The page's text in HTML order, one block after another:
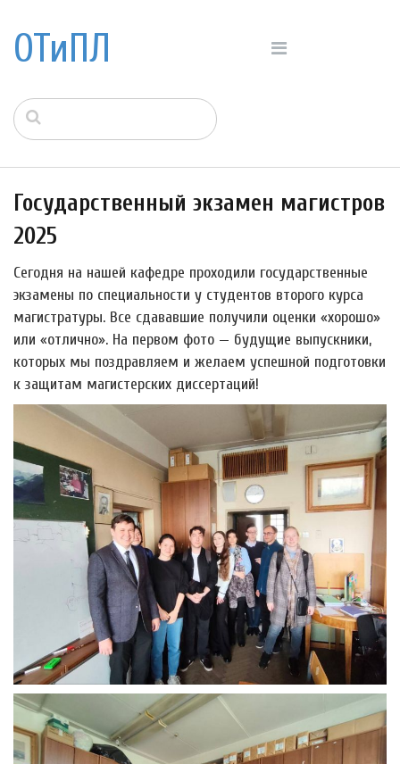
ОТиПЛ
Государственный экзамен магистров
2025
Сегодня на нашей кафедре проходили государственные
экзамены по специальности у студентов второго курса
магистратуры. Все сдававшие получили оценки «хорошо»
или «отлично». На первом фото — будущие выпускники,
которых мы поздравляем и желаем успешной подготовки
к защитам магистерских диссертаций!